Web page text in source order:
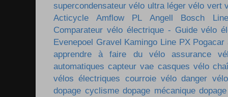
supercondensateur vélo ultra léger vélo vert
Acticycle
Amflow PL Angell
Bosch
Comparateur vélo électrique - Guide vélo
Evenepoel Gravel Kamingo Line PX Pogacar
apprendre à faire du vélo
assurance
automatiques capteur vae casques vélo
vélos électriques courroie vélo danger vélo
dopage cyclisme dopage mécanique